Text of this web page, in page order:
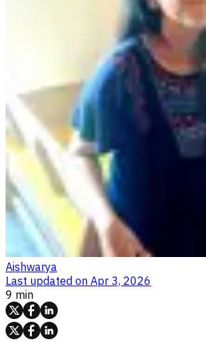
Aishwarya
Last updated on Apr 3, 2026
9 min